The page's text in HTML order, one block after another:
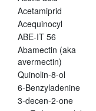
Acetamiprid
Acequinocyl
ABE-IT 56
Abamectin (aka
avermectin)
Quinolin-8-ol
6-Benzyladenine
3-decen-2-one